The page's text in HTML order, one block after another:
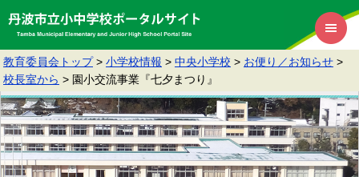
教育委員会トップ > 小学校情報 > 中央小学校 > お便り／お知らせ >
校長室から > 園小交流事業『七夕まつり』